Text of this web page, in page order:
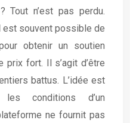
Tout n’est pas perdu.
est souvent possible de
obtenir un soutien
prix fort. Il s’agit d’être
battus. L’idée est
conditions d’un
ne fournit pas